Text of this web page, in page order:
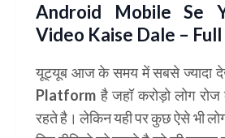
Android Mobile Se
Video Kaise Dale – Full
यूट्यूब आज के समय में सबसे ज्यादा
Platform है जहॉ करोड़ो लोग
रहते है। लेकिन यही पर कुछ ऐसे भी